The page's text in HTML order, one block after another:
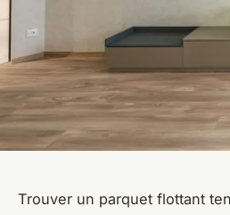
Trouver un parquet flottant